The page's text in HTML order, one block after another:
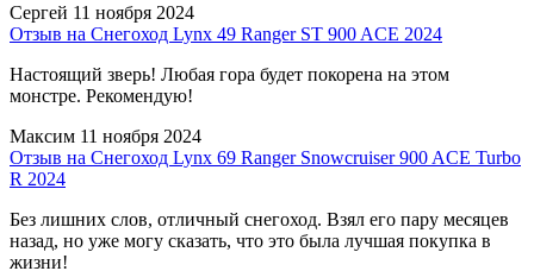
Сергей 11 ноября 2024
Отзыв на Снегоход Lynx 49 Ranger ST 900 ACE 2024
Настоящий зверь! Любая гора будет покорена на этом
монстре. Рекомендую!
Максим 11 ноября 2024
Отзыв на Снегоход Lynx 69 Ranger Snowcruiser 900 ACE Turbo
R 2024
Без лишних слов, отличный снегоход. Взял его пару месяцев
назад, но уже могу сказать, что это была лучшая покупка в
жизни!